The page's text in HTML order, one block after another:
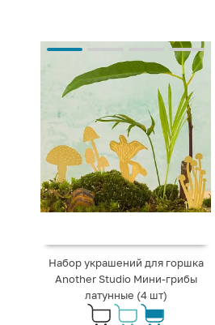
Набор украшений для горшка
Another Studio Мини-грибы
латунные (4 шт)